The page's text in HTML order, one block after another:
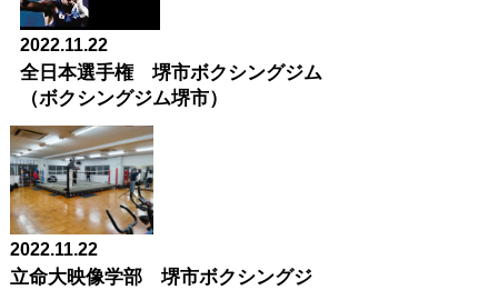
2022.11.22
全日本選手権 堺市ボクシングジム
（ボクシングジム堺市）
2022.11.22
立命大映像学部 堺市ボクシングジ